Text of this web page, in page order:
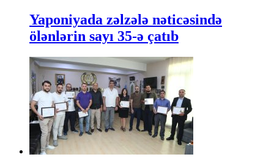
Yaponiyada zəlzələ nəticəsində
ölənlərin sayı 35-ə çatıb